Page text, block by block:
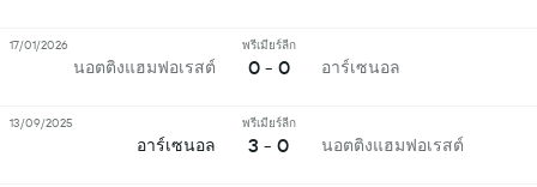
นอตติงแฮมฟอเรสต์
พรีเมียร์ลีก
0 - 0 อาร์เซนอล
17/01/2026
อาร์เซนอล
พรีเมียร์ลีก
3 - 0 นอตติงแฮมฟอเรสต์
13/09/2025